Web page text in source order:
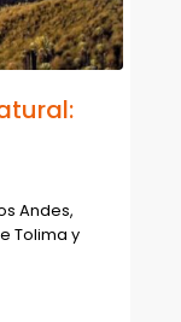
Andes,
Tolima y